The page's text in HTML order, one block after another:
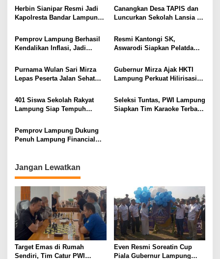
Tiga Venue Pelaksanaan
Soeratin Cup Piala Gubernur
Herbin Sianipar Resmi Jadi
Kapolresta Bandar Lampung,
Prioritas
Canangkan Desa TAPIS dan
Luncurkan Sekolah Lansia di
TP PKK Lampung Dorong
Pembangunan SDM Dimulai
Pemprov Lampung Berhasil
Kendalikan Inflasi, Jadi
Terendah di Sumatera
Resmi Kantongi SK,
Aswarodi Siapkan Pelatda
Menuju Porwanas 2027
Purnama Wulan Sari Mirza
Lepas Peserta Jalan Sehat
Lansia Sehat dan Bahagia
Gubernur Mirza Ajak HKTI
Lampung Perkuat Hilirisasi
Kesejahteraan Petani
401 Siswa Sekolah Rakyat
Lampung Siap Tempuh
Dorong Lahirnya Generasi
Emas
Seleksi Tuntas, PWI Lampung
Siapkan Tim Karaoke Terbaik
Pemprov Lampung Dukung
Penuh Lampung Financial
Jangan Lewatkan
Target Emas di Rumah
Sendiri, Tim Catur PWI
Even Resmi Soreatin Cup
Piala Gubernur Lampung